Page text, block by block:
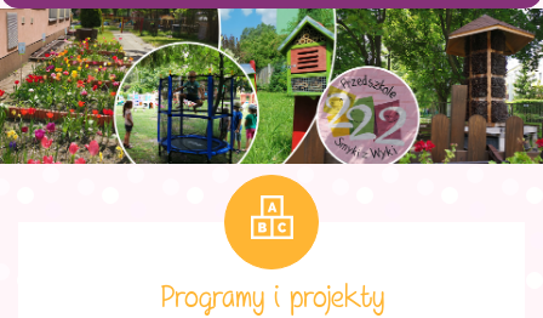
Programy i projekty